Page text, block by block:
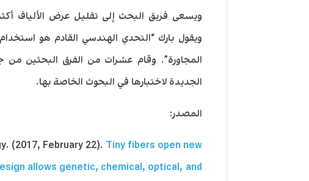
ويسعى فريق البحث إلى تقليل عرض الألياف
ويقول بارك “التحدي الهندسي القادم هو
المجاورة”. وقام عشرات من الفرق البحثين من
الجديدة لاختبارها في البحوث الخاصة بها.
المصدر:
(2017, February 22). Tiny fibers open new
allows genetic, chemical, optical, and